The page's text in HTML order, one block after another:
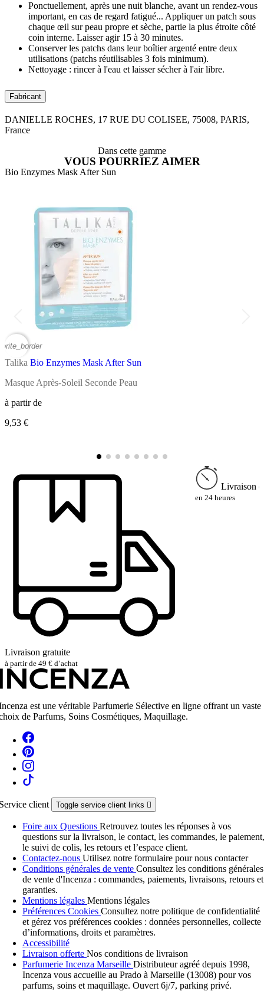
Ponctuellement, après une nuit blanche, avant un rendez-vous
important, en cas de regard fatigué... Appliquer un patch sous
chaque œil sur peau propre et sèche, partie la plus étroite côté
coin interne. Laisser agir 15 à 30 minutes.
Conserver les patchs dans leur boîtier argenté entre deux
utilisations (patchs réutilisables 3 fois minimum).
Nettoyage : rincer à l'eau et laisser sécher à l'air libre.
Fabricant
DANIELLE ROCHES, 17 RUE DU COLISEE, 75008, PARIS,
France
Dans cette gamme
VOUS POURRIEZ AIMER
Bio Enzymes Mask After Sun
Talika Bio Enzymes Mask After Sun
Masque Après-Soleil Seconde Peau
à partir de
9,53 €
Livraison gratuite
à partir de 49 € d’achat
Livraison
en 24 heures
est une véritable Parfumerie Sélective en ligne offrant un vaste
de Parfums, Soins Cosmétiques, Maquillage.
client Toggle service client links 
Foire aux Questions Retrouvez toutes les réponses à vos
questions sur la livraison, le contact, les commandes, le paiement,
le suivi de colis, les retours et l’espace client.
Contactez-nous Utilisez notre formulaire pour nous contacter
Conditions générales de vente Consultez les conditions générales
de vente d'Incenza : commandes, paiements, livraisons, retours et
garanties.
Mentions légales Mentions légales
Préférences Cookies Consultez notre politique de confidentialité
et gérez vos préférences cookies : données personnelles, collecte
d’informations, droits et paramètres.
Accessibilité
Livraison offerte Nos conditions de livraison
Parfumerie Incenza Marseille Distributeur agréé depuis 1998,
Incenza vous accueille au Prado à Marseille (13008) pour vos
parfums, soins et maquillage. Ouvert 6j/7, parking privé.